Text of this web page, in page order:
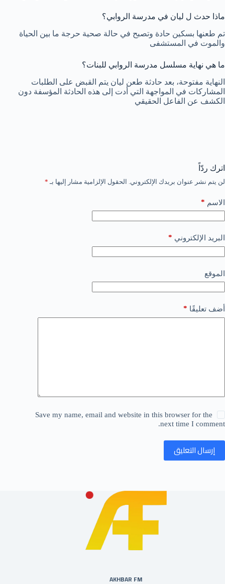
ماذا حدث ل ليان في مدرسة الروابي؟
تم طعنها بسكين حادة وتصبح في حالة صحية حرجة ما بين الحياة
والموت في المستشفى
ما هي نهاية مسلسل مدرسة الروابي للبنات؟
النهاية مفتوحة، بعد حادثة طعن ليان يتم القبض على الطلبات
المشاركات في المواجهة التي أدت إلى هذه الحادثة المؤسفة دون
الكشف عن الفاعل الحقيقي
اترك ردّاً
لن يتم نشر عنوان بريدك الإلكتروني. الحقول الإلزامية مشار إليها بـ *
الاسم *
البريد الإلكتروني *
الموقع
أضف تعليقًا *
Save my name, email and website in this browser for the
next time I comment.
إرسال التعليق
AKHBAR FM